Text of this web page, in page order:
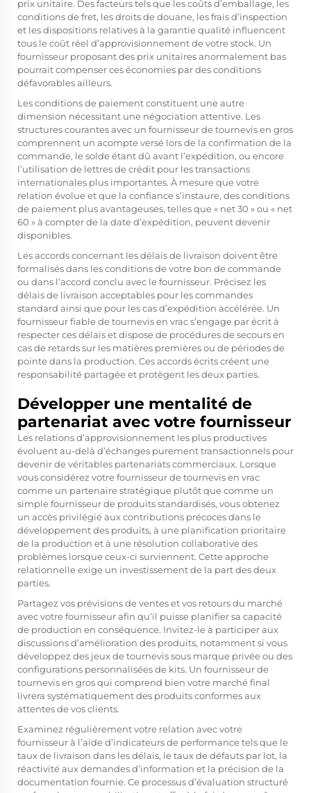
prix unitaire. Des facteurs tels que les coûts d’emballage, les
conditions de fret, les droits de douane, les frais d’inspection
et les dispositions relatives à la garantie qualité influencent
tous le coût réel d’approvisionnement de votre stock. Un
fournisseur proposant des prix unitaires anormalement bas
pourrait compenser ces économies par des conditions
défavorables ailleurs.
Les conditions de paiement constituent une autre
dimension nécessitant une négociation attentive. Les
structures courantes avec un fournisseur de tournevis en gros
comprennent un acompte versé lors de la confirmation de la
commande, le solde étant dû avant l’expédition, ou encore
l’utilisation de lettres de crédit pour les transactions
internationales plus importantes. À mesure que votre
relation évolue et que la confiance s’instaure, des conditions
de paiement plus avantageuses, telles que « net 30 » ou « net
60 » à compter de la date d’expédition, peuvent devenir
disponibles.
Les accords concernant les délais de livraison doivent être
formalisés dans les conditions de votre bon de commande
ou dans l’accord conclu avec le fournisseur. Précisez les
délais de livraison acceptables pour les commandes
standard ainsi que pour les cas d’expédition accélérée. Un
fournisseur fiable de tournevis en vrac s’engage par écrit à
respecter ces délais et dispose de procédures de secours en
cas de retards sur les matières premières ou de périodes de
pointe dans la production. Ces accords écrits créent une
responsabilité partagée et protègent les deux parties.
Développer une mentalité de
partenariat avec votre fournisseur
Les relations d’approvisionnement les plus productives
évoluent au-delà d’échanges purement transactionnels pour
devenir de véritables partenariats commerciaux. Lorsque
vous considérez votre fournisseur de tournevis en vrac
comme un partenaire stratégique plutôt que comme un
simple fournisseur de produits standardisés, vous obtenez
un accès privilégié aux contributions précoces dans le
développement des produits, à une planification prioritaire
de la production et à une résolution collaborative des
problèmes lorsque ceux-ci surviennent. Cette approche
relationnelle exige un investissement de la part des deux
parties.
Partagez vos prévisions de ventes et vos retours du marché
avec votre fournisseur afin qu’il puisse planifier sa capacité
de production en conséquence. Invitez-le à participer aux
discussions d’amélioration des produits, notamment si vous
développez des jeux de tournevis sous marque privée ou des
configurations personnalisées de kits. Un fournisseur de
tournevis en gros qui comprend bien votre marché final
livrera systématiquement des produits conformes aux
attentes de vos clients.
Examinez régulièrement votre relation avec votre
fournisseur à l’aide d’indicateurs de performance tels que le
taux de livraison dans les délais, le taux de défauts par lot, la
réactivité aux demandes d’information et la précision de la
documentation fournie. Ce processus d’évaluation structuré